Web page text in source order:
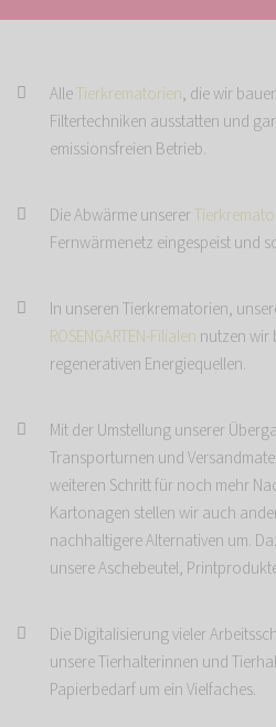
AlleTierkrematorien, die wir
Filtertechniken ausstatten und
emissionsfreien Betrieb.
Die Abwärme unserer
Fernwärmenetz eingespeist und
In unseren Tierkrematorien,
ROSENGARTEN-Filialen nutzen wir
regenerativen Energiequellen.
Mit der Umstellung unserer
Transporturnen und
weiteren Schritt für noch mehr
Kartonagen stellen wir auch
nachhaltigere Alternativen um.
unsere Aschebeutel,
Die Digitalisierung vieler
unsere Tierhalterinnen und
Papierbedarf um ein Vielfaches.